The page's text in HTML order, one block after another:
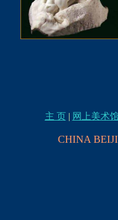
主 页| 网上美术
CHINA